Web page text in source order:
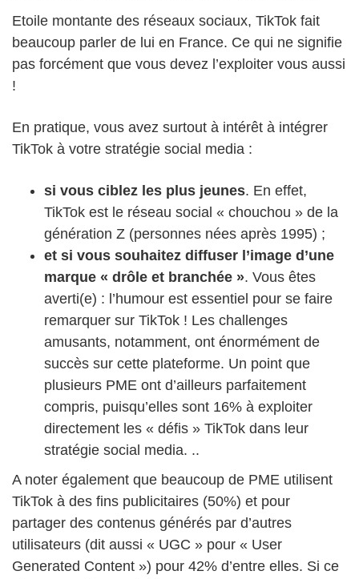
Etoile montante des réseaux sociaux, TikTok fait
beaucoup parler de lui en France. Ce qui ne signifie
pas forcément que vous devez l’exploiter vous aussi
!
En pratique, vous avez surtout à intérêt à intégrer
TikTok à votre stratégie social media :
si vous ciblez les plus jeunes. En effet,
TikTok est le réseau social « chouchou » de la
génération Z (personnes nées après 1995) ;
et si vous souhaitez diffuser l’image d’une
marque « drôle et branchée ». Vous êtes
averti(e) : l’humour est essentiel pour se faire
remarquer sur TikTok ! Les challenges
amusants, notamment, ont énormément de
succès sur cette plateforme. Un point que
plusieurs PME ont d’ailleurs parfaitement
compris, puisqu’elles sont 16% à exploiter
directement les « défis » TikTok dans leur
stratégie social media. ..
A noter également que beaucoup de PME utilisent
TikTok à des fins publicitaires (50%) et pour
partager des contenus générés par d’autres
utilisateurs (dit aussi « UGC » pour « User
Generated Content ») pour 42% d’entre elles. Si ce